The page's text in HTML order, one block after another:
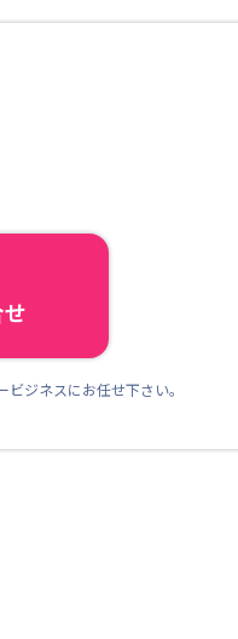
ジネスにお任せ下さい。